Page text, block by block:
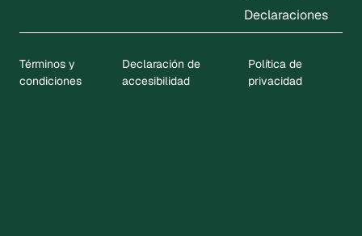
Declaraciones
Términos y
condiciones
Declaración de
accesibilidad
Política de
privacidad